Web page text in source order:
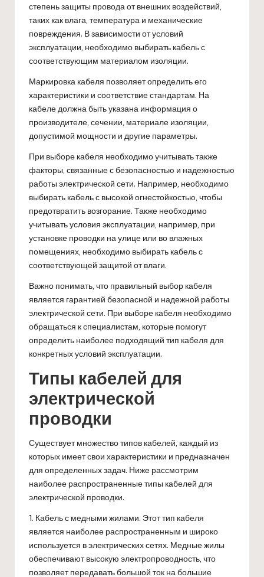
степень защиты провода от внешних воздействий,
таких как влага, температура и механические
повреждения. В зависимости от условий
эксплуатации, необходимо выбирать кабель с
соответствующим материалом изоляции.
Маркировка кабеля позволяет определить его
характеристики и соответствие стандартам. На
кабеле должна быть указана информация о
производителе, сечении, материале изоляции,
допустимой мощности и другие параметры.
При выборе кабеля необходимо учитывать также
факторы, связанные с безопасностью и надежностью
работы электрической сети. Например, необходимо
выбирать кабель с высокой огнестойкостью, чтобы
предотвратить возгорание. Также необходимо
учитывать условия эксплуатации, например, при
установке проводки на улице или во влажных
помещениях, необходимо выбирать кабель с
соответствующей защитой от влаги.
Важно понимать, что правильный выбор кабеля
является гарантией безопасной и надежной работы
электрической сети. При выборе кабеля необходимо
обращаться к специалистам, которые помогут
определить наиболее подходящий тип кабеля для
конкретных условий эксплуатации.
Типы кабелей для
электрической
проводки
Существует множество типов кабелей, каждый из
которых имеет свои характеристики и предназначен
для определенных задач. Ниже рассмотрим
наиболее распространенные типы кабелей для
электрической проводки.
1. Кабель с медными жилами. Этот тип кабеля
является наиболее распространенным и широко
используется в электрических сетях. Медные жилы
обеспечивают высокую электропроводность, что
позволяет передавать большой ток на большие